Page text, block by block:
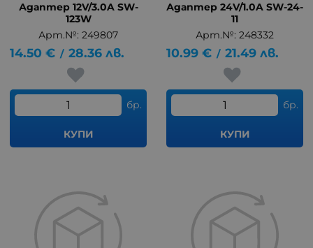
Адаптер 12V/3.0A SW-
123W
Арт.№: 249807
14.50 € / 28.36 лв.
бр.
КУПИ
Адаптер 24V/1.0A SW-24-
11
Арт.№: 248332
10.99 € / 21.49 лв.
бр.
КУПИ